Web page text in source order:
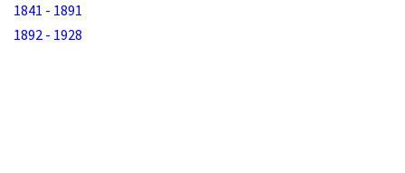
1841 - 1891
1892 - 1928